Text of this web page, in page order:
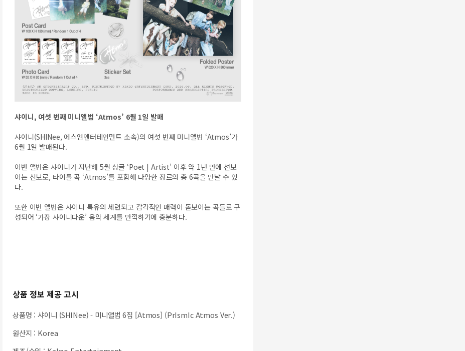
샤이니, 여섯 번째 미니앨범 ‘Atmos’ 6월 1일 발매
샤이니(SHINee, 에스엠엔터테인먼트 소속)의 여섯 번째 미니앨범 ‘Atmos’가
6월 1일 발매된다.
이번 앨범은 샤이니가 지난해 5월 싱글 ‘Poet | Artist’ 이후 약 1년 만에 선보
이는 신보로, 타이틀 곡 ‘Atmos’를 포함해 다양한 장르의 총 6곡을 만날 수 있
다.
또한 이번 앨범은 샤이니 특유의 세련되고 감각적인 매력이 돋보이는 곡들로 구
성되어 ‘가장 샤이니다운’ 음악 세계를 만끽하기에 충분하다.
상품 정보 제공 고시
상품명 :샤이니 (SHINee) - 미니앨범 6집 [Atmos] (PrIsmIc Atmos Ver.)
원산지 : Korea